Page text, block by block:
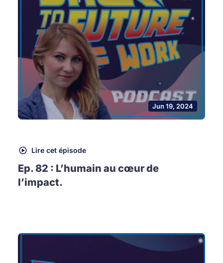
Jun 19, 2024
Lire cet épisode
Ep. 82 : L’humain au cœur de
l’impact.